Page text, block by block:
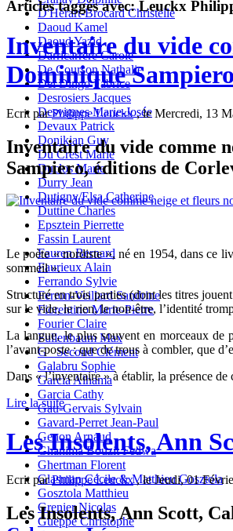
D'Hérart-Brocard Christelle
Daoud Kamel
Daoud Yazid
Darricarrère Carole
De Courson Nathalie
Del Dingo Fabrice
Desrosiers Jacques
Desvignes Marie-Josée
Devaux Patrick
Donikian Guy
Du Crest Marie
Duclos Marie
Durry Jean
Dutigny/Elsa Catherine
Duttine Charles
Epsztein Pierrette
Fassin Laurent
Fauren Bernard
Faurieux Alain
Ferrando Sylvie
Ferron-Veillard Sandrine
Fiorentino Marie-Pierre
Fourier Claire
Fullenbaum Max
G_ Second Clément
Galabru Sophie
Garcia Alhama
Garcia Cathy
Gau-Gervais Sylvain
Gavard-Perret Jean-Paul
Genon Arnaud
Ghanima Bouzit Fedwa
Ghertman Florent
Glasman Cécile & Matthieu Gosztola
Gosztola Matthieu
Grenier Nicolas
Gueppe Christophe
Articles taggés avec: Leuckx
Inventaire du vide
Dominique
Ecrit parPhilippe Leuckx, le Mercredi, 13
Inventaire du vide comme
Sampiero, éditions de
Le poète « nordiste », né en 1954, dans ce
sommeil ».
Structuré en trois parties (dont les titres
sur le vide, le rien, le non-être, l’identité
La langue, le plus souvent en morceaux de
l’avant-poste : que de trous à combler, que
Dans « l’inventaire » à établir, la présence
Lire la suite
Les Insolents, Ann
Ecrit parPhilippe Leuckx, le Jeudi, 01
Les Insolents, Ann Scott,